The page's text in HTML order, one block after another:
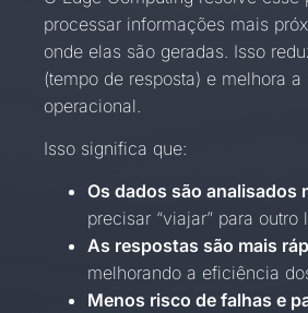
processar informações mais
onde elas são geradas. Isso
(tempo de resposta) e melhora
operacional.
Isso significa que:
Os dados são analisados
precisar “viajar” para outro
As respostas são mais
melhorando a eficiência
Menos risco de falhas e